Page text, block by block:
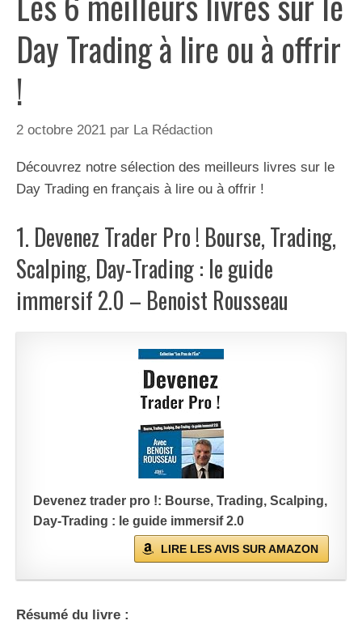
Day Trading à lire ou à offrir
!
2 octobre 2021 par La Rédaction
Découvrez notre sélection des meilleurs livres sur le
Day Trading en français à lire ou à offrir !
1. Devenez Trader Pro ! Bourse, Trading,
Scalping, Day-Trading : le guide
immersif 2.0 – Benoist Rousseau
Devenez trader pro !: Bourse, Trading, Scalping,
Day-Trading : le guide immersif 2.0
LIRE LES AVIS SUR AMAZON
Résumé du livre :